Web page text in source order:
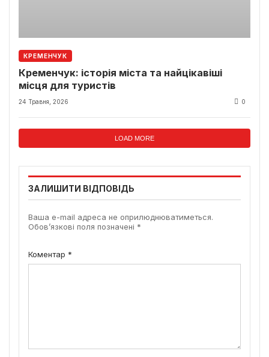
КРЕМЕНЧУК
Кременчук: історія міста та найцікавіші
місця для туристів
24 Травня, 2026 0
LOAD MORE
ЗАЛИШИТИ ВІДПОВІДЬ
Ваша e-mail адреса не оприлюднюватиметься.
Обов’язкові поля позначені *
Коментар *